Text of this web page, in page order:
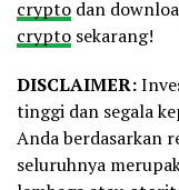
crypto dan
crypto sekarang!
DISCLAIMER:
tinggi dan segala
Anda berdasarkan
seluruhnya